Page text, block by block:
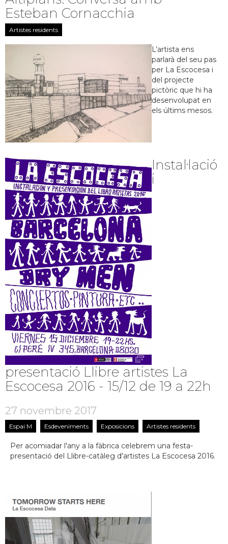
Esteban Cornacchia
Artistes residents
L’artista ens
parlarà del seu pas
per La Escocesa i
del projecte
pictòric que hi ha
desenvolupat en
els últims mesos.
Instal·lació
i
presentació Llibre artistes La
Escocesa 2016 - 15/12 de 19 a 22h
27 novembre 2017
Espai M Esdeveniments Exposicions Artistes residents
Per acomiadar l'any a la fàbrica celebrem una festa-
presentació del Llibre-catàleg d'artistes La Escocesa 2016.